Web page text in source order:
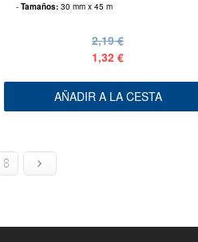
-Tamaños:30 mm x 45 m
2,19 €
1,32 €
AÑADIR A LA CESTA
8